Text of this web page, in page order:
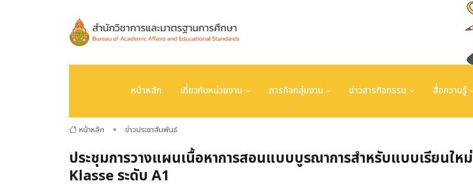
หน้าหลัก เกี่ยวกับหน่วยงาน ภารกิจกลุ่มงาน ข่าวสารกิจกรรม สื่อความรู้
หน้าหลัก ข่าวประชาสัมพันธ์
ประชุมการวางแผนเนื้อหาการสอนแบบบูรณาการสำหรับแบบเรียนใหม่
Klasse ระดับ A1